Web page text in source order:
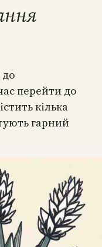
перейти до
кілька
гарний